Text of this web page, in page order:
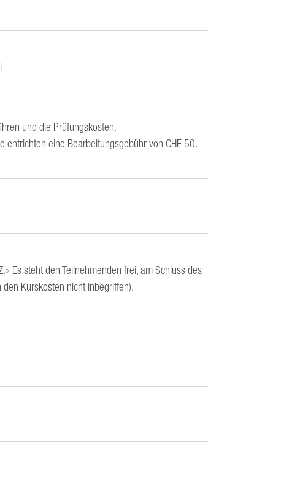
und die Prüfungskosten.
entrichten eine Bearbeitungsgebühr von CHF 50.-
Es steht den Teilnehmenden frei, am Schluss des
Kurskosten nicht inbegriffen).